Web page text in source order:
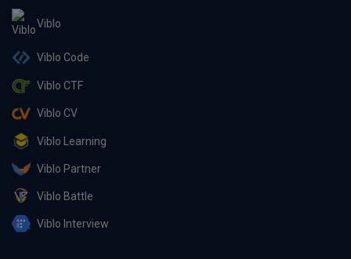
Viblo
Viblo Code
Viblo CTF
Viblo CV
Viblo Learning
Viblo Partner
Viblo Battle
Viblo Interview